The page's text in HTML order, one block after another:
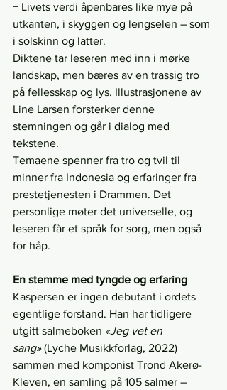
− Livets verdi åpenbares like mye på
utkanten, i skyggen og lengselen – som
i solskinn og latter.
Diktene tar leseren med inn i mørke
landskap, men bæres av en trassig tro
på fellesskap og lys. Illustrasjonene av
Line Larsen forsterker denne
stemningen og går i dialog med
tekstene.
Temaene spenner fra tro og tvil til
minner fra Indonesia og erfaringer fra
prestetjenesten i Drammen. Det
personlige møter det universelle, og
leseren får et språk for sorg, men også
for håp.
En stemme med tyngde og erfaring
Kaspersen er ingen debutant i ordets
egentlige forstand. Han har tidligere
utgitt salmeboken «Jeg vet en
sang» (Lyche Musikkforlag, 2022)
sammen med komponist Trond Akerø-
Kleven, en samling på 105 salmer –